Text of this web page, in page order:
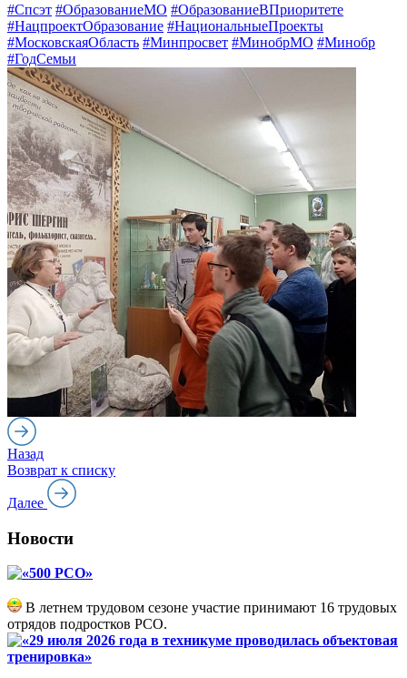
#Спсэт #ОбразованиеМО #ОбразованиеВПриоритете
#НацпроектОбразование #НациональныеПроекты
#МосковскаяОбласть #Минпросвет #МинобрМО #Минобр
#ГодСемьи
Назад
Возврат к списку
Далее
Новости
«500 РСО»
В летнем трудовом сезоне участие принимают 16 трудовых
отрядов подростков РСО.
«29 июля 2026 года в техникуме проводилась объектовая
тренировка»